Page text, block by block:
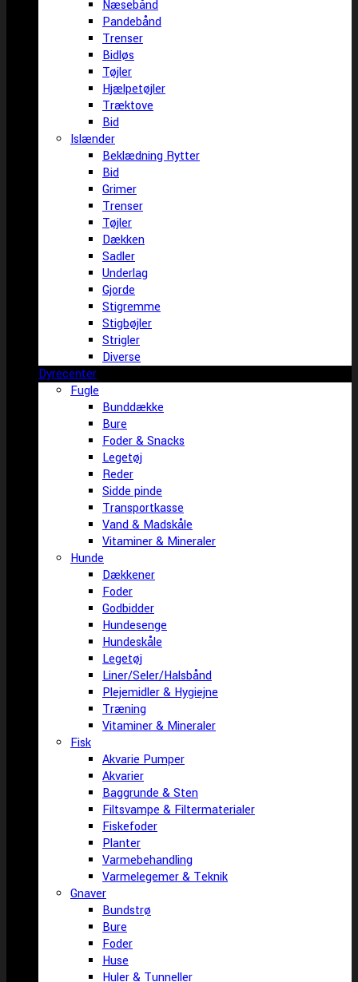
Næsebånd
Pandebånd
Trenser
Bidløs
Tøjler
Hjælpetøjler
Træktove
Bid
Islænder
Beklædning Rytter
Bid
Grimer
Trenser
Tøjler
Dækken
Sadler
Underlag
Gjorde
Stigremme
Stigbøjler
Strigler
Diverse
Dyrecenter
Fugle
Bunddække
Bure
Foder & Snacks
Legetøj
Reder
Sidde pinde
Transportkasse
Vand & Madskåle
Vitaminer & Mineraler
Hunde
Dækkener
Foder
Godbidder
Hundesenge
Hundeskåle
Legetøj
Liner/Seler/Halsbånd
Plejemidler & Hygiejne
Træning
Vitaminer & Mineraler
Fisk
Akvarie Pumper
Akvarier
Baggrunde & Sten
Filtsvampe & Filtermaterialer
Fiskefoder
Planter
Varmebehandling
Varmelegemer & Teknik
Gnaver
Bundstrø
Bure
Foder
Huse
Huler & Tunneller